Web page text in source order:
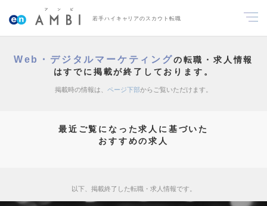
若手ハイキャリアのスカウト転職
Web・デジタルマーケティングの転職・求人情報
はすでに掲載が終了しております。
掲載時の情報は、 ページ下部からご覧いただけます。
最近ご覧になった求人に基づいた
おすすめの求人
以下、掲載終了した転職・求人情報です。